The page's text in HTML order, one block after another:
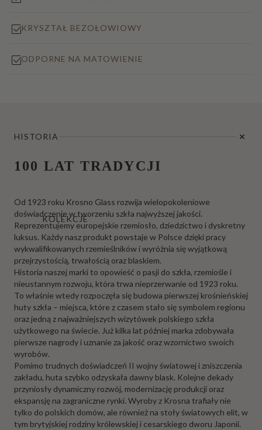
KOLEKCJE
KRYSZTAŁ BEZOŁOWIOWY
ODPORNE NA MATOWIENIE
HISTORIA
100 LAT TRADYCJI
Od 1923 roku Krosno Glass rozwija wielopokoleniowe
doświadczenie w tworzeniu szkła najwyższej jakości.
Reprezentujemy europejskie rzemiosło, dziedzictwo i dyskretny
luksus. Każdy nasz produkt powstaje w Polsce dzięki pracy
wykwalifikowanych rzemieślników i wyróżnia się wyjątkową
przejrzystością, trwałością oraz blaskiem.
Historia naszej marki to opowieść o pasji do szkła, rzemiośle i
nieustannym rozwoju, która trwa nieprzerwanie od 1923 roku.
To właśnie wtedy rozpoczęła się budowa pierwszej krośnieńskiej
huty szkła – miejsca, które z czasem stało się symbolem regionu
oraz jedną z najważniejszych wizytówek polskiego szkła
użytkowego na świecie. Już kilka lat później marka zdobywała
pierwsze nagrody i uznanie za jakość oraz wzornictwo swoich
wyrobów.
Pomimo trudnych doświadczeń II wojny światowej i zniszczenia
zakładu, huta szybko odzyskała dawny blask. Kolejne dekady
przyniosły dynamiczny rozwój, modernizację produkcji oraz
ekspansję na zagraniczne rynki. Wyroby z Krosna trafiały nie
tylko do polskich domów, ale również na stoły światowych elit, w
tym brytyjskiej rodziny królewskiej i cesarskiego dworu Japonii.